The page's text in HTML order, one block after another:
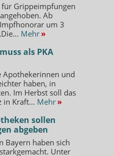
Grippeimpfungen
Ab
um 3
Mehr »
als PKA
Apothekerinnen und
haben, in
Im Herbst soll das
in Kraft... Mehr »
sollen
abgeben
Bayern haben sich
Unter